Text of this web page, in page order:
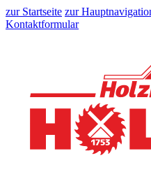
zur Startseite zur
Kontaktformular